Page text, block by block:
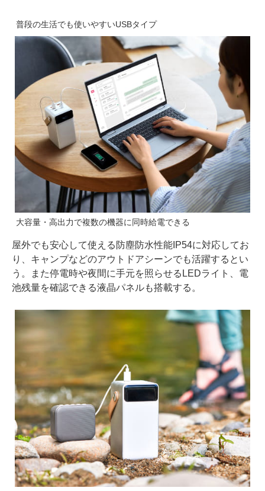
普段の生活でも使いやすいUSBタイプ
大容量・高出力で複数の機器に同時給電できる
屋外でも安心して使える防塵防水性能IP54に対応してお
り、キャンプなどのアウトドアシーンでも活躍するとい
う。また停電時や夜間に手元を照らせるLEDライト、電
池残量を確認できる液晶パネルも搭載する。